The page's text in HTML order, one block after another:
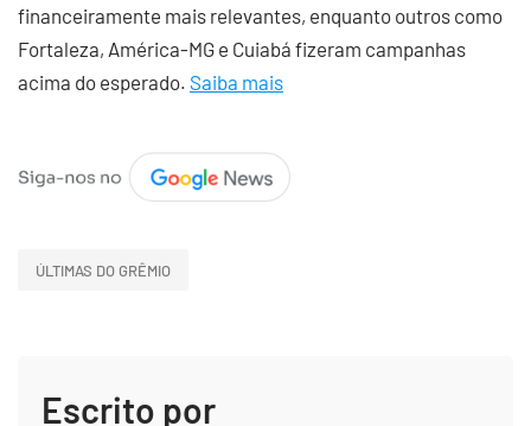
financeiramente mais relevantes, enquanto outros como
Fortaleza, América-MG e Cuiabá fizeram campanhas
acima do esperado. Saiba mais
ÚLTIMAS DO GRÊMIO
Escrito por